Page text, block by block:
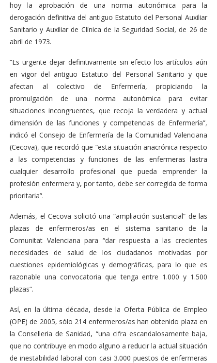
hoy la aprobación de una norma autonómica para la
derogación definitiva del antiguo Estatuto del Personal Auxiliar
Sanitario y Auxiliar de Clínica de la Seguridad Social, de 26 de
abril de 1973.
“Es urgente dejar definitivamente sin efecto los artículos aún
en vigor del antiguo Estatuto del Personal Sanitario y que
afectan al colectivo de Enfermería, propiciando la
promulgación de una norma autonómica para evitar
situaciones incongruentes, que recoja la verdadera y actual
dimensión de las funciones y competencias de Enfermería”,
indicó el Consejo de Enfermería de la Comunidad Valenciana
(Cecova), que recordó que “esta situación anacrónica respecto
a las competencias y funciones de las enfermeras lastra
cualquier desarrollo profesional que pueda emprender la
profesión enfermera y, por tanto, debe ser corregida de forma
prioritaria”.
Además, el Cecova solicitó una “ampliación sustancial” de las
plazas de enfermeros/as en el sistema sanitario de la
Comunitat Valenciana para “dar respuesta a las crecientes
necesidades de salud de los ciudadanos motivadas por
cuestiones epidemiológicas y demográficas, para lo que es
razonable una convocatoria que tenga entre 1.000 y 1.500
plazas”.
Así, en la última década, desde la Oferta Pública de Empleo
(OPE) de 2005, sólo 214 enfermeros/as han obtenido plaza en
la Conselleria de Sanidad, “una cifra escandalosamente baja,
que no contribuye en modo alguno a reducir la actual situación
de inestabilidad laboral con casi 3.000 puestos de enfermeras